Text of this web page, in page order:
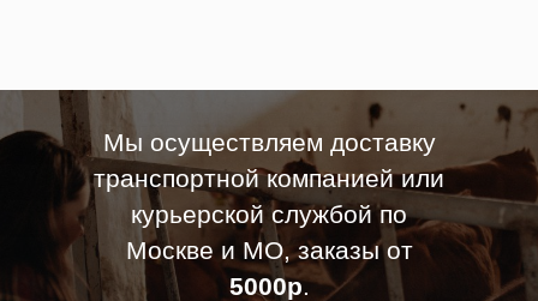
Мы осуществляем доставку
транспортной компанией или
курьерской службой по
Москве и МО, заказы от
5000р.